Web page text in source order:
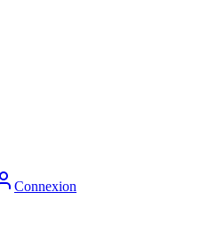
Connexion